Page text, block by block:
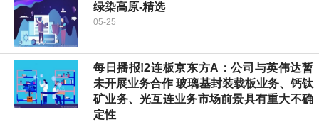
绿染高原-精选
05-25
每日播报!2连板京东方A：公司与英伟达暂
未开展业务合作 玻璃基封装载板业务、钙钛
矿业务、光互连业务市场前景具有重大不确
定性